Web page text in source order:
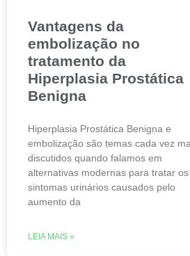
Vantagens da
embolização no
tratamento da
Hiperplasia Prostática
Benigna
Hiperplasia Prostática Benigna e
embolização são temas cada vez
discutidos quando falamos em
alternativas modernas para tratar os
sintomas urinários causados pelo
aumento da
LEIA MAIS »